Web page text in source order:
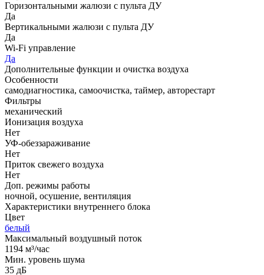
Горизонтальными жалюзи с пульта ДУ
Да
Вертикальными жалюзи с пульта ДУ
Да
Wi-Fi управление
Да
Дополнительные функции и очистка воздуха
Особенности
самодиагностика, самоочистка, таймер, авторестарт
Фильтры
механический
Ионизация воздуха
Нет
УФ-обеззараживание
Нет
Приток свежего воздуха
Нет
Доп. режимы работы
ночной, осушение, вентиляция
Характеристики внутреннего блока
Цвет
белый
Максимальный воздушный поток
1194 м³/час
Мин. уровень шума
35 дБ